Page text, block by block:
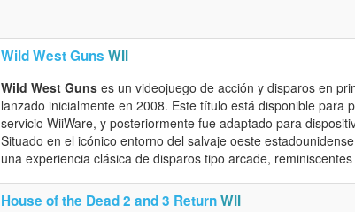
Wild West Guns WII
Wild West Guns es un videojuego de acción y disparos en
lanzado inicialmente en 2008. Este título está disponible para
servicio WiiWare, y posteriormente fue adaptado para
Situado en el icónico entorno del salvaje oeste
una experiencia clásica de disparos tipo arcade,
House of the Dead 2 and 3 ReturnWII